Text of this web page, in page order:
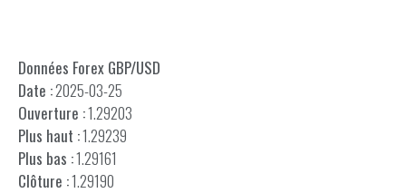
Données Forex GBP/USD
Date :2025-03-25
Ouverture :1.29203
Plus haut :1.29239
Plus bas :1.29161
Clôture :1.29190